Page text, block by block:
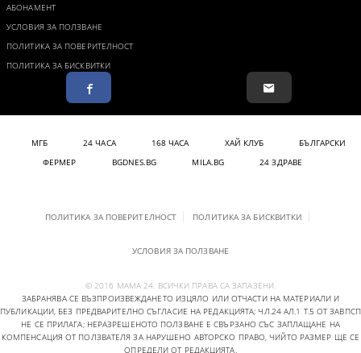
АБОНАМЕНТ
УСЛОВИЯ ЗА ПОЛЗВАНЕ
ПОЛИТИКА ЗА ПОВЕРИТЕЛНОСТ
ПОЛИТИКА ЗА БИСКВИТКИ
МГБ 24 ЧАСА 168 ЧАСА ХАЙ КЛУБ
БЪЛГАРСКИ
ФЕРМЕР
BGDNES.BG MILA.BG 24 ЗДРАВЕ
ПОЛИТИКА ЗА ПОВЕРИТЕЛНОСТ ПОЛИТИКА ЗА БИСКВИТКИ
УСЛОВИЯ ЗА ПОЛЗВАНЕ
© 2016 МАМА 24. ВСИЧКИ ПРАВА СА ЗАПАЗЕНИ.
ЗАБРАНЯВА СЕ ВЪЗПРОИЗВЕЖДАНЕТО ИЗЦЯЛО ИЛИ ОТЧАСТИ НА МАТЕРИАЛИ И
ПУБЛИКАЦИИ, БЕЗ ПРЕДВАРИТЕЛНО СЪГЛАСИЕ НА РЕДАКЦИЯТА; ЧЛ.24 АЛ.1 Т.5 ОТ ЗАВПСП
НЕ СЕ ПРИЛАГА; НЕРАЗРЕШЕНОТО ПОЛЗВАНЕ Е СВЪРЗАНО СЪС ЗАПЛАЩАНЕ НА
КОМПЕНСАЦИЯ ОТ ПОЛЗВАТЕЛЯ ЗА НАРУШЕНО АВТОРСКО ПРАВО, ЧИЙТО РАЗМЕР ЩЕ СЕ
ОПРЕДЕЛИ ОТ РЕДАКЦИЯТА.